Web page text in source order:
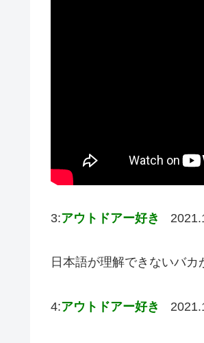
3:アウトドアー好き
日本語が理解できないバカ
4:アウトドアー好き